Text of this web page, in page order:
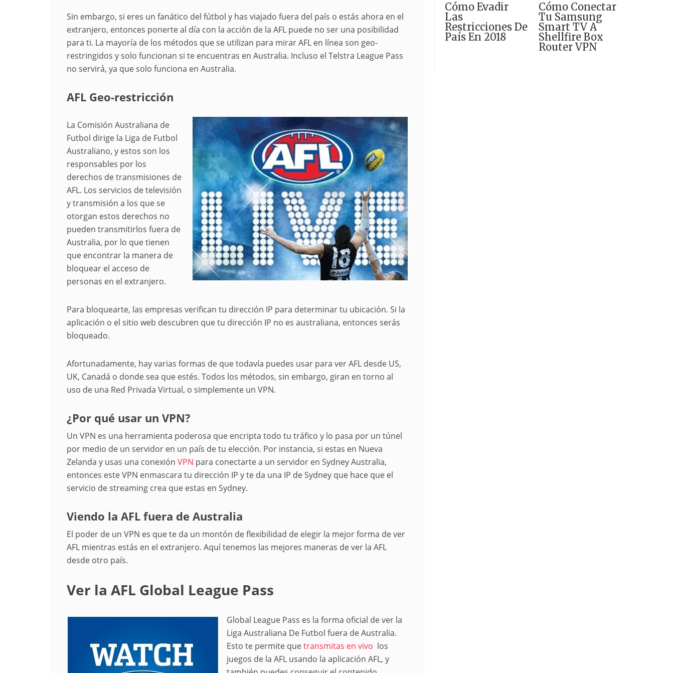
Sin embargo, si eres un fanático del fútbol y has viajado fuera del país o estás ahora en el
extranjero, entonces ponerte al día con la acción de la AFL puede no ser una posibilidad
para ti. La mayoría de los métodos que se utilizan para mirar AFL en línea son geo-
restringidos y solo funcionan si te encuentras en Australia. Incluso el Telstra League Pass
no servirá, ya que solo funciona en Australia.
AFL Geo-restricción
La Comisión Australiana de
Futbol dirige la Liga de Futbol
Australiano, y estos son los
responsables por los
derechos de transmisiones de
AFL. Los servicios de televisión
y transmisión a los que se
otorgan estos derechos no
pueden transmitirlos fuera de
Australia, por lo que tienen
que encontrar la manera de
bloquear el acceso de
personas en el extranjero.
Para bloquearte, las empresas verifican tu dirección IP para determinar tu ubicación. Si la
aplicación o el sitio web descubren que tu dirección IP no es australiana, entonces serás
bloqueado.
Afortunadamente, hay varias formas de que todavía puedes usar para ver AFL desde US,
UK, Canadá o donde sea que estés. Todos los métodos, sin embargo, giran en torno al
uso de una Red Privada Virtual, o simplemente un VPN.
¿Por qué usar un VPN?
Un VPN es una herramienta poderosa que encripta todo tu tráfico y lo pasa por un túnel
por medio de un servidor en un país de tu elección. Por instancia, si estas en Nueva
Zelanda y usas una conexión VPN para conectarte a un servidor en Sydney Australia,
entonces este VPN enmascara tu dirección IP y te da una IP de Sydney que hace que el
servicio de streaming crea que estas en Sydney.
Viendo la AFL fuera de Australia
El poder de un VPN es que te da un montón de flexibilidad de elegir la mejor forma de ver
AFL mientras estás en el extranjero. Aquí tenemos las mejores maneras de ver la AFL
desde otro país.
Ver la AFL Global League Pass
Global League Pass es la forma oficial de ver la
Liga Australiana De Futbol fuera de Australia.
Esto te permite quetransmitas en vivo los
juegos de la AFL usando la aplicación AFL, y
Cómo Evadir
Las
Restricciones De
País En 2018
Cómo Conectar
Tu Samsung
Smart TV A
Shellfire Box
Router VPN